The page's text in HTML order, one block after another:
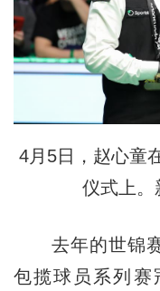
4月5日，赵心童
仪式上。
去年的世锦赛
包揽球员系列赛